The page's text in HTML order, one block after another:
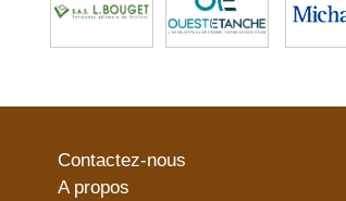
Contactez-nous
A propos